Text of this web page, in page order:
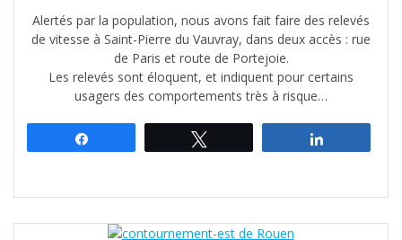
Alertés par la population, nous avons fait faire des relevés
de vitesse à Saint-Pierre du Vauvray, dans deux accès : rue
de Paris et route de Portejoie.
Les relevés sont éloquent, et indiquent pour certains
usagers des comportements très à risque…